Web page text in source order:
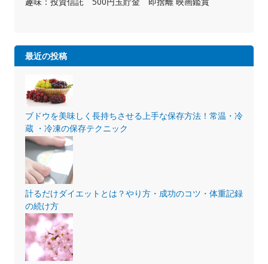
最近の投稿
ブドウを美味しく長持ちさせる上手な保存方法！常温・冷
蔵 ・冷凍の保存テクニック
計るだけダイエットとは？やり方・成功のコツ・体重記録
の続け方